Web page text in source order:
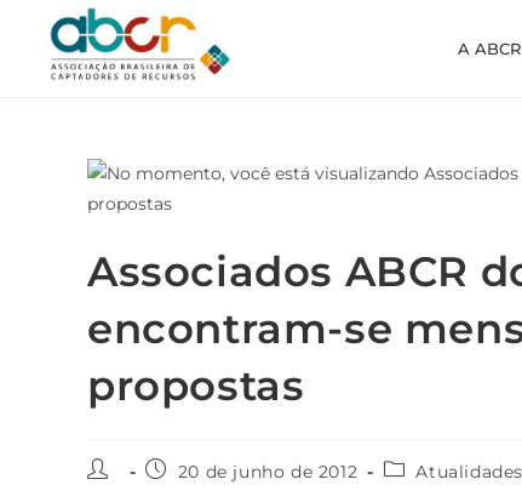
A ABCR
Associados ABCR
encontram-se
propostas
20 de junho de 2012 Atualidades